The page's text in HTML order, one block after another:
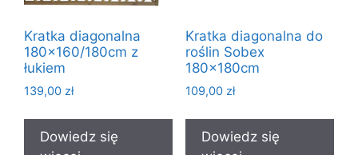
Kratka diagonalna
180×160/180cm z
łukiem
139,00 zł
Dowiedz się
Kratka diagonalna do
roślin Sobex
180x180cm
109,00 zł
Dowiedz się